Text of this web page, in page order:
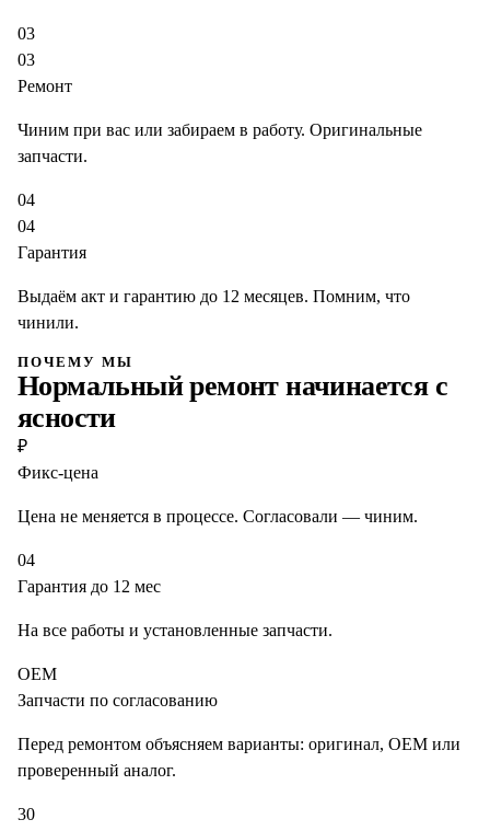
03
03
Ремонт
Чиним при вас или забираем в работу. Оригинальные
запчасти.
04
04
Гарантия
Выдаём акт и гарантию до 12 месяцев. Помним, что
чинили.
ПОЧЕМУ МЫ
Нормальный ремонт начинается с
ясности
₽
Фикс-цена
Цена не меняется в процессе. Согласовали — чиним.
04
Гарантия до 12 мес
На все работы и установленные запчасти.
OEM
Запчасти по согласованию
Перед ремонтом объясняем варианты: оригинал, OEM или
проверенный аналог.
30